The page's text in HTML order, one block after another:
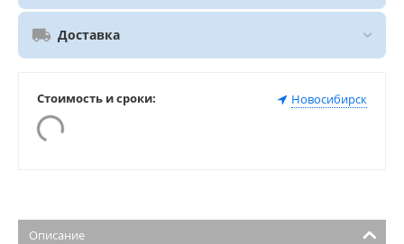
Доставка
Стоимость и сроки: Новосибирск
Описание